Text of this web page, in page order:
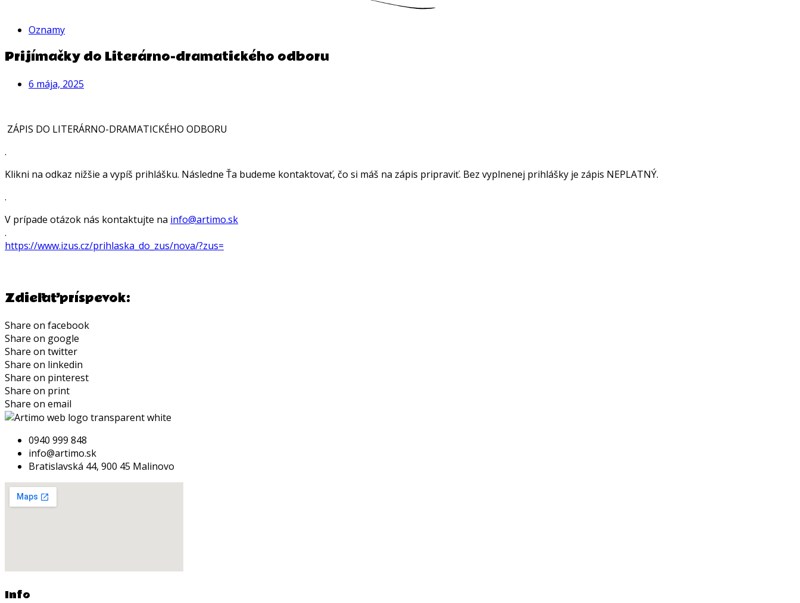
Oznamy
Prijímačky do Literárno-dramatického odboru
6 mája, 2025
ZÁPIS DO LITERÁRNO-DRAMATICKÉHO ODBORU
.
Klikni na odkaz nižšie a vypíš prihlášku. Následne Ťa budeme kontaktovať, čo si máš na zápis pripraviť. Bez vyplnenej prihlášky je zápis NEPLATNÝ.
.
V prípade otázok nás kontaktujte na info@artimo.sk
.
https://www.izus.cz/prihlaska_ do_zus/nova/?zus=
Zdieľať príspevok:
Share on facebook
Share on google
Share on twitter
Share on linkedin
Share on pinterest
Share on print
Share on email
0940 999 848
info@artimo.sk
Bratislavská 44, 900 45 Malinovo
Info